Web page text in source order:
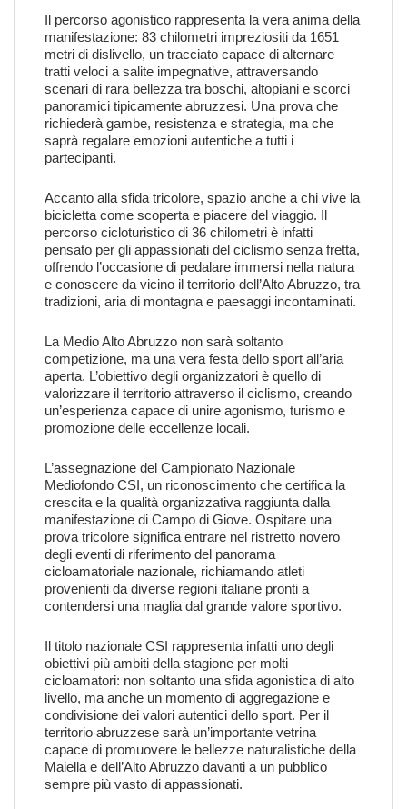
Il percorso agonistico rappresenta la vera anima della
manifestazione: 83 chilometri impreziositi da 1651
metri di dislivello, un tracciato capace di alternare
tratti veloci a salite impegnative, attraversando
scenari di rara bellezza tra boschi, altopiani e scorci
panoramici tipicamente abruzzesi. Una prova che
richiederà gambe, resistenza e strategia, ma che
saprà regalare emozioni autentiche a tutti i
partecipanti.
Accanto alla sfida tricolore, spazio anche a chi vive la
bicicletta come scoperta e piacere del viaggio. Il
percorso cicloturistico di 36 chilometri è infatti
pensato per gli appassionati del ciclismo senza fretta,
offrendo l’occasione di pedalare immersi nella natura
e conoscere da vicino il territorio dell’Alto Abruzzo, tra
tradizioni, aria di montagna e paesaggi incontaminati.
La Medio Alto Abruzzo non sarà soltanto
competizione, ma una vera festa dello sport all’aria
aperta. L’obiettivo degli organizzatori è quello di
valorizzare il territorio attraverso il ciclismo, creando
un’esperienza capace di unire agonismo, turismo e
promozione delle eccellenze locali.
L’assegnazione del Campionato Nazionale
Mediofondo CSI, un riconoscimento che certifica la
crescita e la qualità organizzativa raggiunta dalla
manifestazione di Campo di Giove. Ospitare una
prova tricolore significa entrare nel ristretto novero
degli eventi di riferimento del panorama
cicloamatoriale nazionale, richiamando atleti
provenienti da diverse regioni italiane pronti a
contendersi una maglia dal grande valore sportivo.
Il titolo nazionale CSI rappresenta infatti uno degli
obiettivi più ambiti della stagione per molti
cicloamatori: non soltanto una sfida agonistica di alto
livello, ma anche un momento di aggregazione e
condivisione dei valori autentici dello sport. Per il
territorio abruzzese sarà un’importante vetrina
capace di promuovere le bellezze naturalistiche della
Maiella e dell’Alto Abruzzo davanti a un pubblico
sempre più vasto di appassionati.